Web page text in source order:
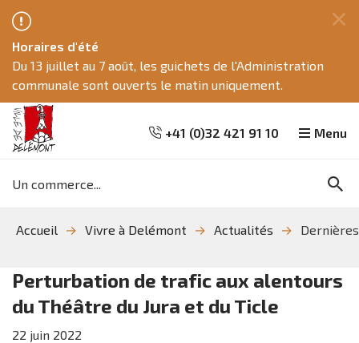
recherche
navigation
Horaires d'été
Du 13 juillet au 7 août, les guichets de l'Administration
communale sont ouverts le matin uniquement.
+41 (0)32 421 91 10
clés
Menu
Accueil Vivre à Delémont Actualités
Perturbation de trafic aux alentours
du Théâtre du Jura et du Ticle
22 juin 2022